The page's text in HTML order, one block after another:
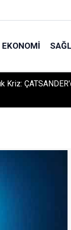
EKONOMI
Kriz: